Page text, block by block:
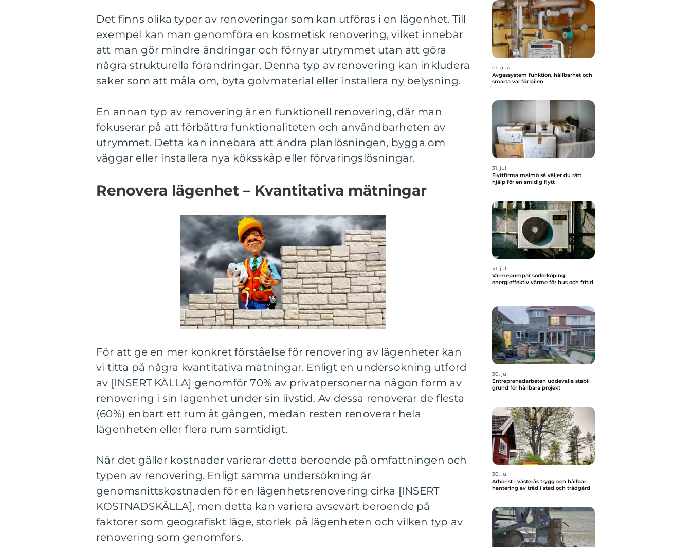
Det finns olika typer av renoveringar som kan utföras i en lägenhet. Till
exempel kan man genomföra en kosmetisk renovering, vilket innebär
att man gör mindre ändringar och förnyar utrymmet utan att göra
några strukturella förändringar. Denna typ av renovering kan inkludera
saker som att måla om, byta golvmaterial eller installera ny belysning.
En annan typ av renovering är en funktionell renovering, där man
fokuserar på att förbättra funktionaliteten och användbarheten av
utrymmet. Detta kan innebära att ändra planlösningen, bygga om
väggar eller installera nya köksskåp eller förvaringslösningar.
Renovera lägenhet – Kvantitativa mätningar
För att ge en mer konkret förståelse för renovering av lägenheter kan
vi titta på några kvantitativa mätningar. Enligt en undersökning utförd
av [INSERT KÄLLA] genomför 70% av privatpersonerna någon form av
renovering i sin lägenhet under sin livstid. Av dessa renoverar de flesta
(60%) enbart ett rum åt gången, medan resten renoverar hela
lägenheten eller flera rum samtidigt.
När det gäller kostnader varierar detta beroende på omfattningen och
typen av renovering. Enligt samma undersökning är
genomsnittskostnaden för en lägenhetsrenovering cirka [INSERT
KOSTNADSKÄLLA], men detta kan variera avsevärt beroende på
faktorer som geografiskt läge, storlek på lägenheten och vilken typ av
renovering som genomförs.
01. aug
Avgassystem funktion, hållbarhet och
smarta val för bilen
31. jul
Flyttfirma malmö så väljer du rätt
hjälp för en smidig flytt
31. jul
Värmepumpar söderköping
energieffektiv värme för hus och fritid
30. jul
Entreprenadarbeten uddevalla stabil
grund för hållbara projekt
30. jul
Arborist i västerås trygg och hållbar
hantering av träd i stad och trädgård